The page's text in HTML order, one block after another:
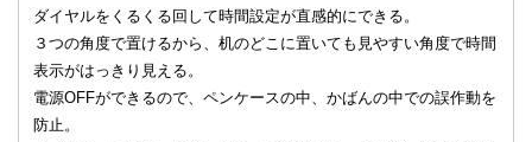
ダイヤルをくるくる回して時間設定が直感的にできる。
３つの角度で置けるから、机のどこに置いても見やすい角度で時間
表示がはっきり見える。
電源OFFができるので、ペンケースの中、かばんの中での誤作動を
防止。